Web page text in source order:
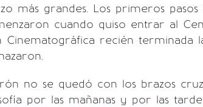
más grandes. Los primeros
cuando quiso entrar al
Cinematográfica recién terminada
no se quedó con los brazos
por las mañanas y por las